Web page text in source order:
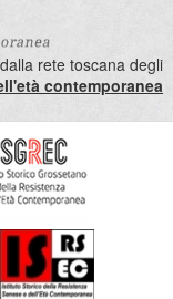
rete toscana degli
contemporanea